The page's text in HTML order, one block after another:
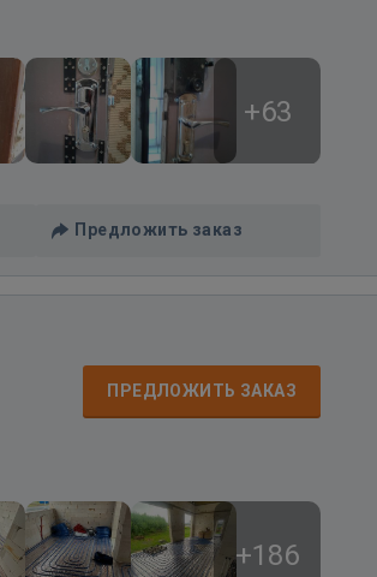
+63
Предложить заказ
ПРЕДЛОЖИТЬ ЗАКАЗ
+186